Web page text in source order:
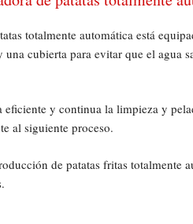
totalmente automática está
cubierta para evitar que el agua
eficiente y continua la limpieza y
al siguiente proceso.
de patatas fritas totalmente